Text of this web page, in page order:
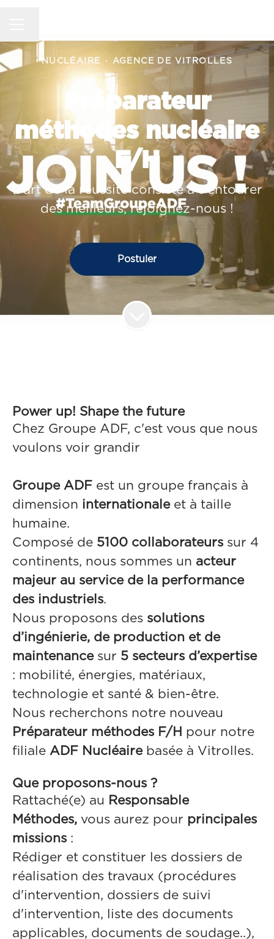
NUCLÉAIRE · AGENCE DE VITROLLES
Préparateur
méthodes nucléaire
F/H
L'art de la réussite consiste à s'entourer
des meilleurs, rejoignez-nous !
Postuler
Power up! Shape the future
Chez Groupe ADF, c'est vous que nous
voulons voir grandir
Groupe ADF est un groupe français à
dimension internationale et à taille
humaine.
Composé de 5100 collaborateurs sur 4
continents, nous sommes un acteur
majeur au service de la performance
des industriels.
Nous proposons des solutions
d’ingénierie, de production et de
maintenancesur 5 secteurs d’expertise
: mobilité, énergies, matériaux,
technologie et santé & bien-être.
Nous recherchons notre nouveau
Préparateur méthodes F/H pour notre
filiale ADF Nucléairebasée à Vitrolles.
Que proposons-nous ?
Rattaché(e) au Responsable
Méthodes, vous aurez pour principales
missions :
Rédiger et constituer les dossiers de
réalisation des travaux (procédures
d'intervention, dossiers de suivi
d'intervention, liste des documents
applicables, documents de soudage..),